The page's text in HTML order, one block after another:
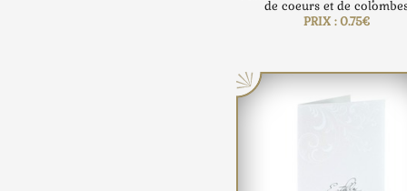
de coeurs et de
PRIX : 0.75€